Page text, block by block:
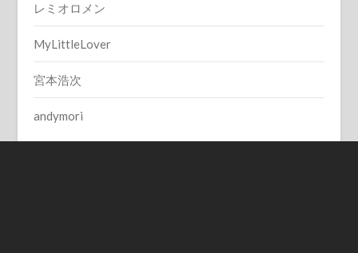
レミオロメン
MyLittleLover
宮本浩次
andymori